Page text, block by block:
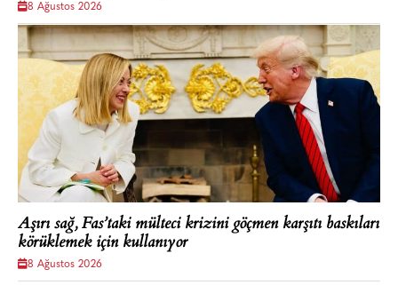
8 Ağustos 2026
Aşırı sağ, Fas’taki mülteci krizini göçmen karşıtı baskıları
körüklemek için kullanıyor
8 Ağustos 2026